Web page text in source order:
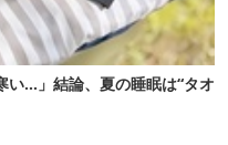
い…」結論、夏の睡眠は“タオ